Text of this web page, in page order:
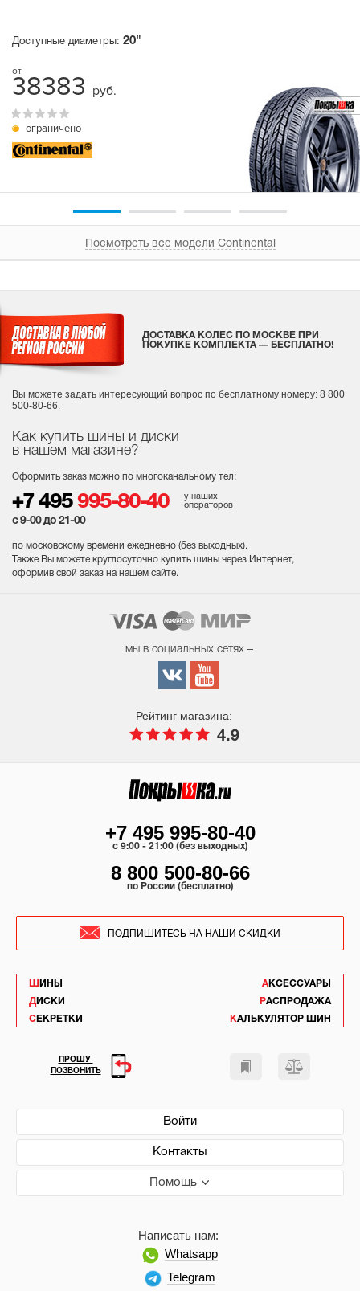
Доступные диаметры: 20"
38383 руб.
ограничено
Посмотреть все модели Continental
Как купить шины и диски
в нашем магазине?
Оформить заказ можно по многоканальному тел:
+7 495 995-80-40
у наших
операторов
с 9-00 до 21-00
по московскому времени ежедневно (без выходных).
Также Вы можете круглосуточно купить шины через Интернет,
оформив свой заказ на нашем сайте.
ДОСТАВКА КОЛЕС ПО МОСКВЕ ПРИ
ПОКУПКЕ КОМПЛЕКТА — БЕСПЛАТНО!
Вы можете задать интересующий вопрос по бесплатному номеру: 8 800
500-80-66.
мы в социальных сетях –
Рейтинг магазина:
4.9
ШИНЫ
ДИСКИ
СЕКРЕТКИ
АКСЕССУАРЫ
РАСПРОДАЖА
КАЛЬКУЛЯТОР ШИН
Войти
Контакты
Помощь
Написать нам:
Whatsapp
Telegram
+7 495 995-80-40
c 9:00 - 21:00 (без выходных)
8 800 500-80-66
по России (бесплатно)
ПОДПИШИТЕСЬ НА НАШИ СКИДКИ
ПРОШУ
ПОЗВОНИТЬ